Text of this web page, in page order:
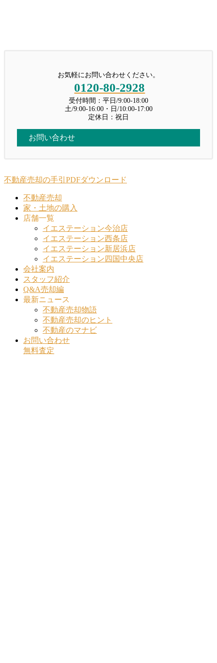
お気軽にお問い合わせください。
0120-80-2928
受付時間：平日/9:00-18:00
土/9:00-16:00・日/10:00-17:00
定休日：祝日
お問い合わせ
不動産売却の手引PDFダウンロード
不動産売却
家・土地の購入
店舗一覧
イエステーション今治店
イエステーション西条店
イエステーション新居浜店
イエステーション四国中央店
会社案内
スタッフ紹介
Q&A売却編
最新ニュース
不動産売却物語
不動産売却のヒント
不動産のマナビ
お問い合わせ
無料査定